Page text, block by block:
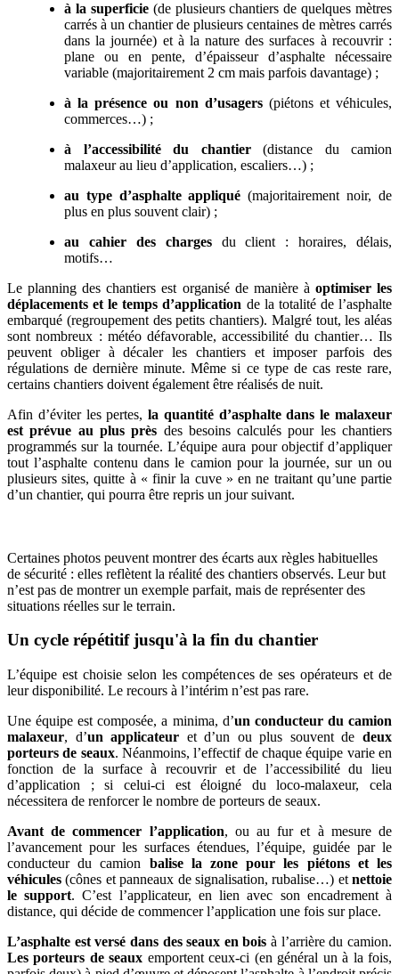
à la superficie(de plusieurs chantiers de quelques mètres
carrés à un chantier de plusieurs centaines de mètres carrés
dans la journée) et à la nature des surfaces à recouvrir :
plane ou en pente, d’épaisseur d’asphalte nécessaire
variable (majoritairement 2 cm mais parfois davantage) ;
à la présence ou non d’usagers(piétons et véhicules,
commerces…) ;
à l’accessibilité du chantier(distance du camion
malaxeur au lieu d’application, escaliers…) ;
au type d’asphalte appliqué (majoritairement noir, de
plus en plus souvent clair) ;
au cahier des chargesdu client : horaires, délais,
motifs…
Le planning des chantiers est organisé de manière à optimiser les
déplacements et le temps d’application de la totalité de l’asphalte
embarqué (regroupement des petits chantiers). Malgré tout, les aléas
sont nombreux : météo défavorable, accessibilité du chantier… Ils
peuvent obliger à décaler les chantiers et imposer parfois des
régulations de dernière minute. Même si ce type de cas reste rare,
certains chantiers doivent également être réalisés de nuit.
Afin d’éviter les pertes,la quantité d’asphalte dans le malaxeur
est prévue au plus près des besoins calculés pour les chantiers
programmés sur la tournée. L’équipe aura pour objectif d’appliquer
tout l’asphalte contenu dans le camion pour la journée, sur un ou
plusieurs sites, quitte à « finir la cuve » en ne traitant qu’une partie
d’un chantier, qui pourra être repris un jour suivant.
Certaines photos peuvent montrer des écarts aux règles habituelles
de sécurité : elles reflètent la réalité des chantiers observés. Leur but
n’est pas de montrer un exemple parfait, mais de représenter des
situations réelles sur le terrain.
Un cycle répétitif jusqu'à la fin du chantier
L’équipe est choisie selon les compétences de ses opérateurs et de
leur disponibilité. Le recours à l’intérim n’est pas rare.
Une équipe est composée, a minima, d’un conducteur du camion
malaxeur, d’un applicateur et d’un ou plus souvent dedeux
porteurs de seaux. Néanmoins, l’effectif de chaque équipe varie en
fonction de la surface à recouvrir et de l’accessibilité du lieu
d’application ; si celui-ci est éloigné du loco-malaxeur, cela
nécessitera de renforcer le nombre de porteurs de seaux.
Avant de commencer l’application, ou au fur et à mesure de
l’avancement pour les surfaces étendues, l’équipe, guidée par le
conducteur du camion balise la zone pour les piétons et les
véhicules (cônes et panneaux de signalisation, rubalise…) et nettoie
le support. C’est l’applicateur, en lien avec son encadrement à
distance, qui décide de commencer l’application une fois sur place.
L’asphalte est versé dans des seaux en bois à l’arrière du camion.
Les porteurs de seaux emportent ceux-ci (en général un à la fois,